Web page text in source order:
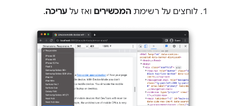
לוחצים על רשימת המכשירים ואז על עריכה.